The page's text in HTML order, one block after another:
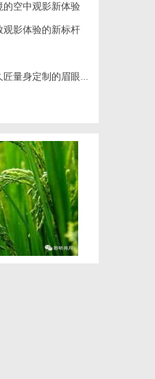
的空中观影新体验
观影体验的新标杆
脸的点睛之笔！淡颜系女生的气质加分项